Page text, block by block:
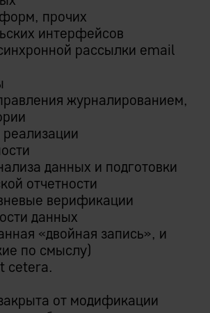
прочих
интерфейсов
рассылки email
журналированием,
данных и подготовки
отчетности
верификации
данных
«двойная запись», и
по смыслу)
cetera.
от модификации